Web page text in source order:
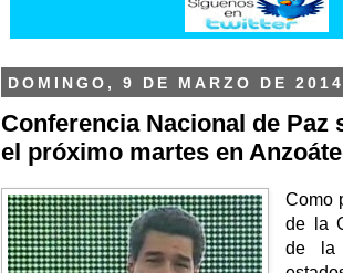
DOMINGO, 9 DE MARZO DE 2014
Conferencia Nacional de Paz
el próximo martes en
Como
de la
de la